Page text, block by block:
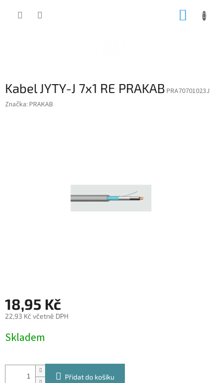
Kabel JYTY-J 7x1 RE PRAKAB PRA70701023J
Značka: PRAKAB
18,95 Kč
22,93 Kč včetně DPH
cena:
Skladem
Přidat do košíku